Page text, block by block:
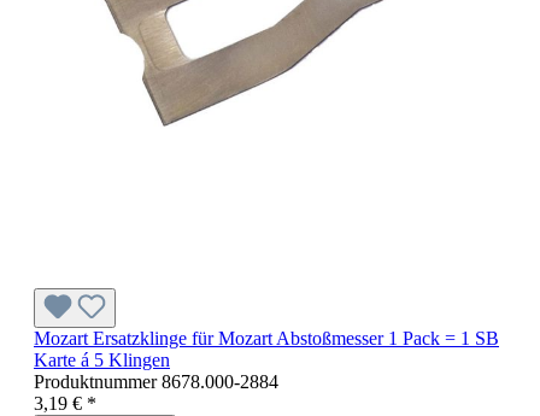
Mozart Ersatzklinge für Mozart Abstoßmesser 1 Pack = 1 SB
Karte á 5 Klingen
Produktnummer8678.000-2884
3,19 € *